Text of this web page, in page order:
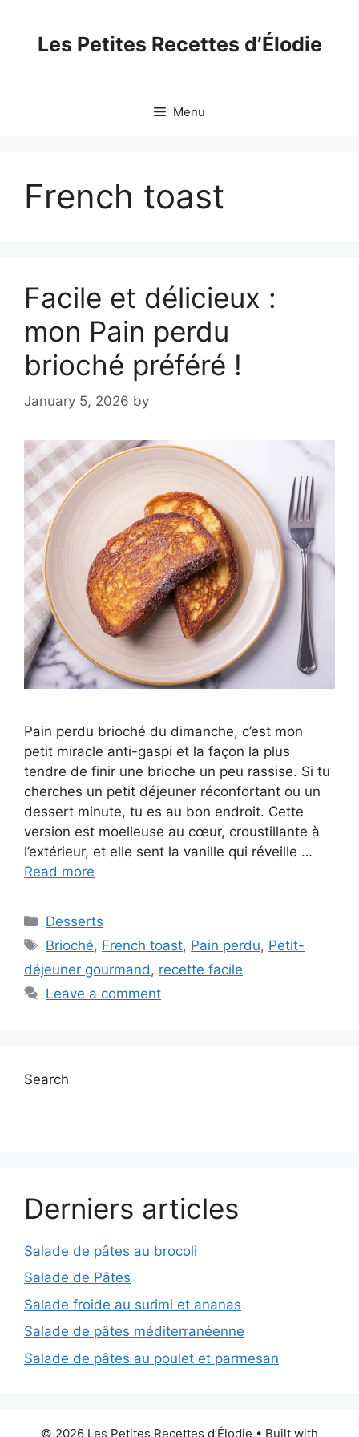
contentLes Petites Recettes d’Élodie
Menu
French toast
Facile et délicieux :
mon Pain perdu
brioché préféré !
January 5, 2026 by
Pain perdu brioché du dimanche, c’est mon
petit miracle anti-gaspi et la façon la plus
tendre de finir une brioche un peu rassise. Si tu
cherches un petit déjeuner réconfortant ou un
dessert minute, tu es au bon endroit. Cette
version est moelleuse au cœur, croustillante à
l’extérieur, et elle sent la vanille qui réveille …
Read more
Categories
Desserts
Tags
Brioché, French toast, Pain perdu, Petit-
déjeuner gourmand , recette facile
Leave a comment
Search
Derniers articles
Salade de pâtes au brocoli
Salade de Pâtes
Salade froide au surimi et ananas
Salade de pâtes méditerranéenne
Salade de pâtes au poulet et parmesan
© 2026 Les Petites Recettes d’Élodie • Built with